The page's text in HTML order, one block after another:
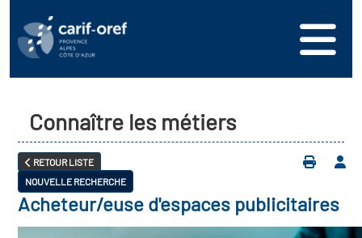
Connaître les métiers
RETOUR LISTE
NOUVELLE RECHERCHE
Acheteur/euse d'espaces publicitaires